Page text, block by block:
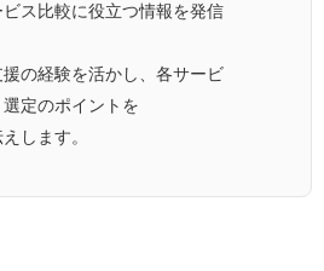
ス比較に役立つ情報を発信
の経験を活かし、各サービ
定のポイントを
します。